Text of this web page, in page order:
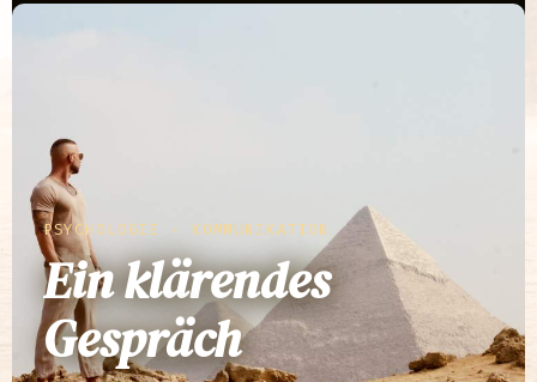
PSYCHOLOGIE · KOMMUNIKATION
Ein klärendes
Gespräch